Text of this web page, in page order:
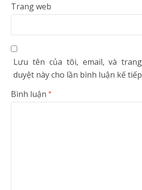
Trang web
Lưu tên của tôi, email, và
duyệt này cho lần bình luận kế
Bình luận*